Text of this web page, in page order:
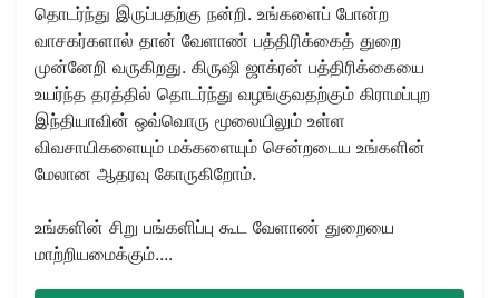
தொடர்ந்து இருப்பதற்கு நன்றி. உங்களைப் போன்ற
வாசகர்களால் தான் வேளாண் பத்திரிக்கைத் துறை
முன்னேறி வருகிறது. கிருஷி ஜாக்ரன் பத்திரிக்கையை
உயர்ந்த தரத்தில் தொடர்ந்து வழங்குவதற்கும் கிராமப்புற
இந்தியாவின் ஒவ்வொரு மூலையிலும் உள்ள
விவசாயிகளையும் மக்களையும் சென்றடைய உங்களின்
மேலான ஆதரவு கோருகிறோம்.
உங்களின் சிறு பங்களிப்பு கூட வேளாண் துறையை
மாற்றியமைக்கும்....